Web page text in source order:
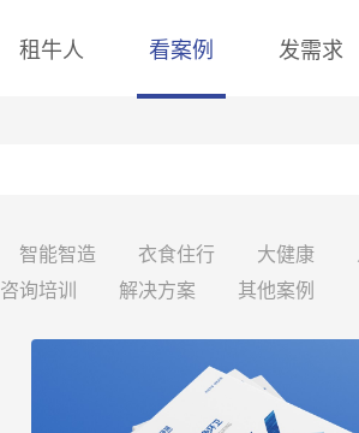
租牛人 看案例 发需求
智能智造 衣食住行 大健康
咨询培训 解决方案 其他案例